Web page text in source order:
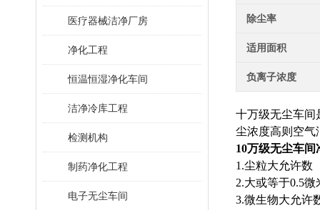
医疗器械洁净厂房
净化工程
恒温恒湿净化车间
洁净冷库工程
检测机构
制药净化工程
电子无尘车间
除尘率
适用面积
负离子浓度
十万级无尘车间
尘浓度高则空
10万级无尘车
1.尘粒大允许
2.大或等于0.5
3.微生物大允许